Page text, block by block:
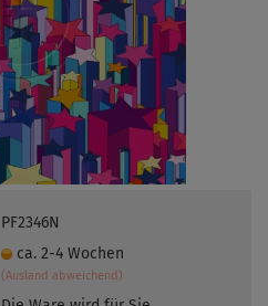
PF2346N
ca. 2-4 Wochen
(Ausland abweichend)